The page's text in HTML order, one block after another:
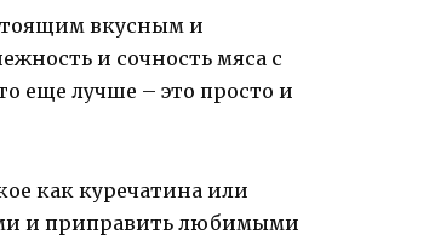
вкусным и
и сочность мяса с
еще лучше – это просто и
как куречатина или
и приправить любимыми